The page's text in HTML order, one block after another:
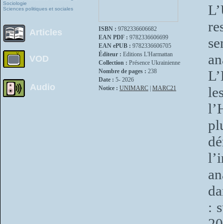
Sociologie
Sciences politiques et sociales
Articles
VOD
Audio
ISBN : 9782336606682
EAN PDF : 9782336606699
EAN ePUB : 9782336606705
Éditeur : Editions L'Harmattan
Collection : Présence Ukrainienne
Nombre de pages : 238
Date : 5- 2026
Notice : UNIMARC MARC21
: